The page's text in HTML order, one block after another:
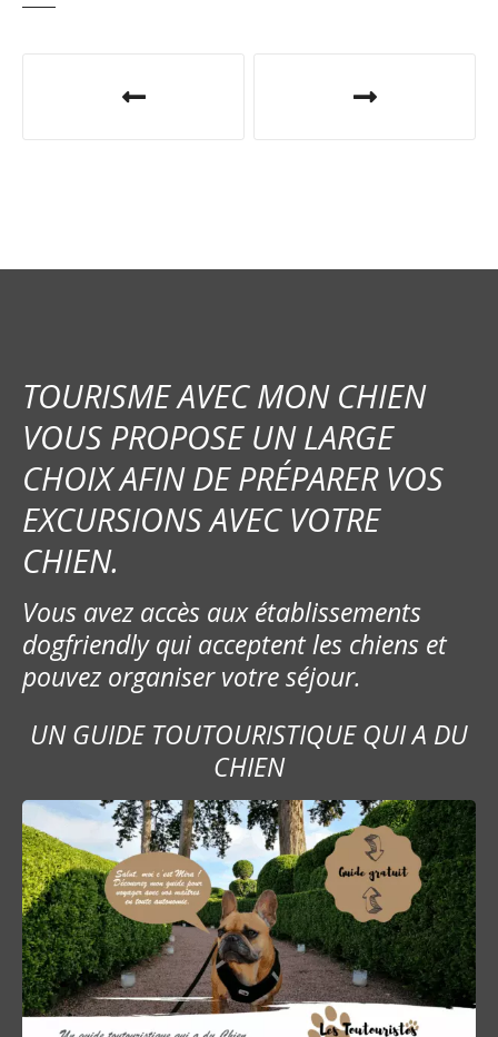
i
o
n
d
e
l
’
a
r
t
i
c
l
e
TOURISME AVEC MON CHIEN
VOUS PROPOSE UN LARGE
CHOIX AFIN DE PRÉPARER VOS
EXCURSIONS AVEC VOTRE
CHIEN.
Vous avez accès aux établissements
dogfriendly qui acceptent les chiens et
pouvez organiser votre séjour.
UN GUIDE TOUTOURISTIQUE QUI A DU
CHIEN